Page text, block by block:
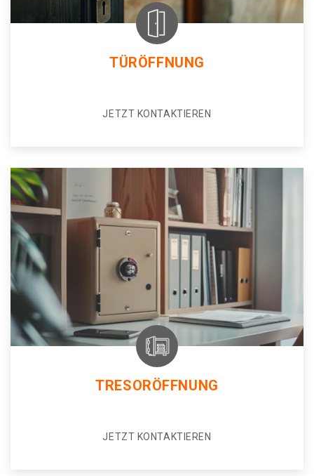
TÜRÖFFNUNG
JETZT KONTAKTIEREN
TRESORÖFFNUNG
JETZT KONTAKTIEREN